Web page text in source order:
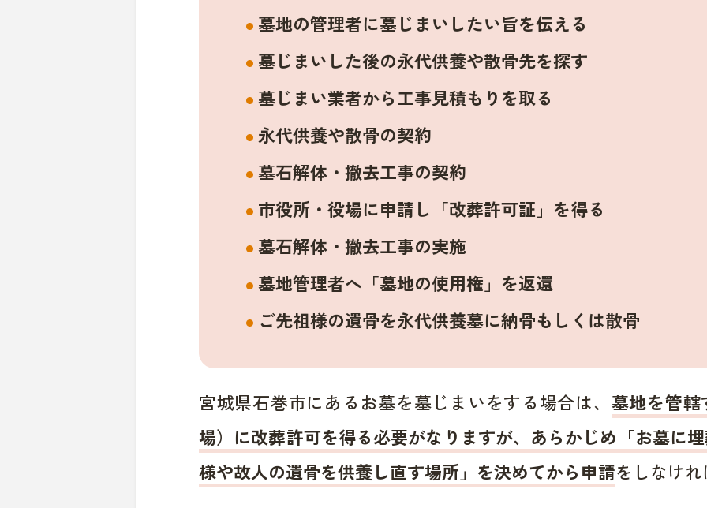
墓地の管理者に墓じまいしたい旨を伝える
墓じまいした後の永代供養や散骨先を探す
墓じまい業者から工事見積もりを取る
永代供養や散骨の契約
墓石解体・撤去工事の契約
市役所・役場に申請し「改葬許可証」を得る
墓石解体・撤去工事の実施
墓地管理者へ「墓地の使用権」を返還
ご先祖様の遺骨を永代供養墓に納骨もしくは散骨
宮城県石巻市にあるお墓を墓じまいをする場合は、 墓地を管
場）に改葬許可を得る必要がなりますが、あらかじめ「お墓に
様や故人の遺骨を供養し直す場所」を決めてから申請をしなけ